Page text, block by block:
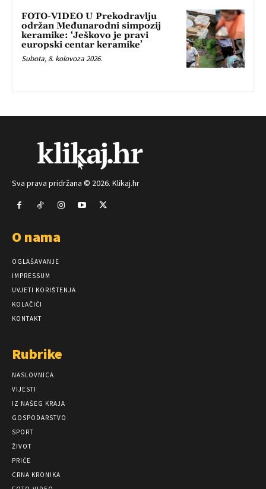
FOTO-VIDEO U Prekodravlju
održan Međunarodni simpozij
keramike: ‘Ješkovo je pravi
europski centar keramike’
Subota, 8. kolovoza 2026.
Sva prava pridržana © 2026. Klikaj.hr
O nama
OGLAŠAVANJE
IMPRESSUM
UVJETI KORIŠTENJA
KOLAČIĆI
KONTAKT
Rubrike
NASLOVNICA
VIJESTI
IZ NAŠEG KRAJA
GOSPODARSTVO
SPORT
ŽIVOT
PRIČE
CRNA KRONIKA